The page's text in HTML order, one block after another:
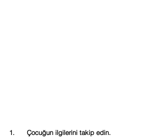
1.      Çocuğun ilgilerini takip edin.